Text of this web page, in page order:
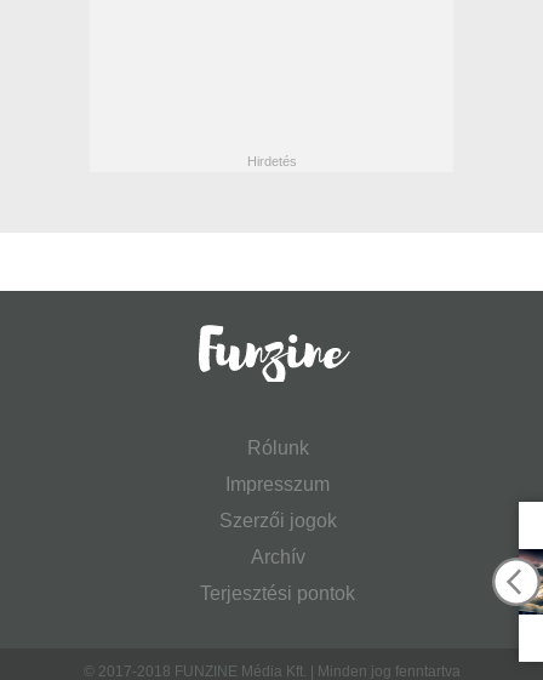
Rólunk
Impresszum
Szerzői jogok
Archív
Terjesztési pontok
© 2017-2018 FUNZINE Média Kft. | Minden jog fenntartva